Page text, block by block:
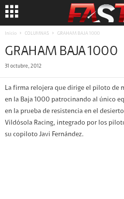
Inicio COLUMNAS GRAHAM BAJA 1000
GRAHAM BAJA 1000
31 octubre, 2012
La firma relojera que dirige el piloto de
en la Baja 1000 patrocinando al único
en la prueba de resistencia en el
Vildósola Racing, integrado por los
su copiloto Javi Fernández.